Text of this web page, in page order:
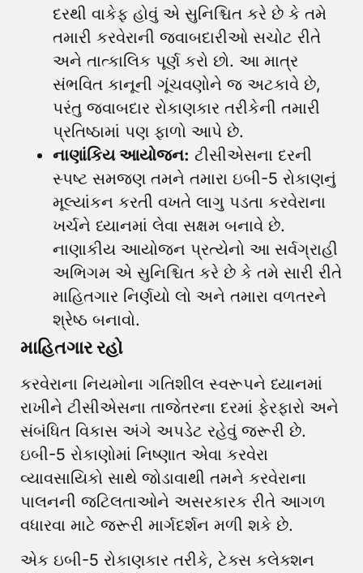
દરથી વાકેફ હોવું એ સુનિશ્ચિત કરે છે કે તમે
તમારી કરવેરાની જવાબદારીઓ સચોટ રીતે
અને તાત્કાલિક પૂર્ણ કરો છો. આ માત્ર
સંભવિત કાનૂની ગૂંચવણોને જ અટકાવે છે,
પરંતુ જવાબદાર રોકાણકાર તરીકેની તમારી
પ્રતિષ્ઠામાં પણ ફાળો આપે છે.
નાણાંકિય આયોજન: ટીસીએસના દરની
સ્પષ્ટ સમજણ તમને તમારા ઇબી-5 રોકાણનું
મૂલ્યાંકન કરતી વખતે લાગુ પડતા કરવેરાના
ખર્ચને ધ્યાનમાં લેવા સક્ષમ બનાવે છે.
નાણાકીય આયોજન પ્રત્યેનો આ સર્વગ્રાહી
અભિગમ એ સુનિશ્ચિત કરે છે કે તમે સારી રીતે
માહિતગાર નિર્ણયો લો અને તમારા વળતરને
શ્રેષ્ઠ બનાવો.
માહિતગાર રહો
કરવેરાના નિયમોના ગતિશીલ સ્વરૂપને ધ્યાનમાં
રાખીને ટીસીએસના તાજેતરના દરમાં ફેરફારો અને
સંબંધિત વિકાસ અંગે અપડેટ રહેવું જરૂરી છે.
ઇબી-5 રોકાણોમાં નિષ્ણાત એવા કરવેરા
વ્યાવસાયિકો સાથે જોડાવાથી તમને કરવેરાના
પાલનની જટિલતાઓને અસરકારક રીતે આગળ
વધારવા માટે જરૂરી માર્ગદર્શન મળી શકે છે.
એક ઇબી-5 રોકાણકાર તરીકે, ટેક્સ કલેક્શન